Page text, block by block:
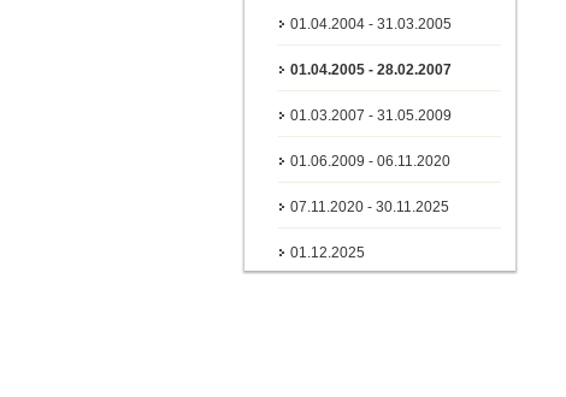
01.04.2004 - 31.03.2005
01.04.2005 - 28.02.2007
01.03.2007 - 31.05.2009
01.06.2009 - 06.11.2020
07.11.2020 - 30.11.2025
01.12.2025